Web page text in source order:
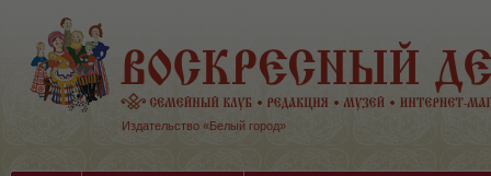
Издательство «Белый город»